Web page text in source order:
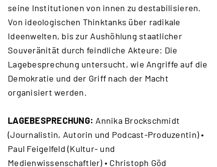
seine Institutionen von innen zu destabilisieren.
Von ideologischen Thinktanks über radikale
Ideenwelten, bis zur Aushöhlung staatlicher
Souveränität durch feindliche Akteure: Die
Lagebesprechung untersucht, wie Angriffe auf die
Demokratie und der Griff nach der Macht
organisiert werden.
LAGEBESPRECHUNG: Annika Brockschmidt
(Journalistin, Autorin und Podcast-Produzentin) •
Paul Feigelfeld (Kultur- und
Medienwissenschaftler) • Christoph Göd